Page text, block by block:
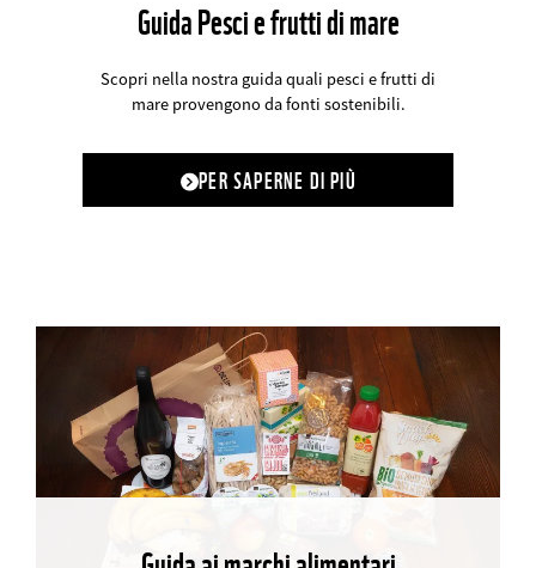
Guida Pesci e frutti di mare
Scopri nella nostra guida quali pesci e frutti di
mare provengono da fonti sostenibili.
PER SAPERNE DI PIÙ